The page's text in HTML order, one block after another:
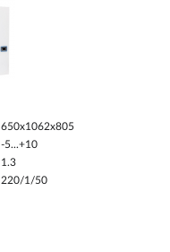
650x1062x805
-5...+10
1.3
220/1/50